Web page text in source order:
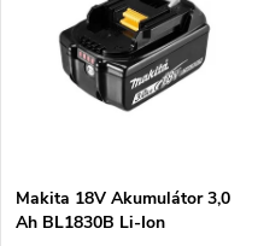
Makita 18V Akumulátor 3,0
Ah BL1830B Li-Ion